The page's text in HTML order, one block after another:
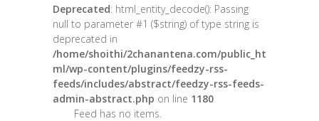
Deprecated: html_entity_decode(): Passing
null to parameter #1 ($string) of type string is
deprecated in
/home/shoithi/2chanantena.com/public_ht
ml/wp-content/plugins/feedzy-rss-
feeds/includes/abstract/feedzy-rss-feeds-
admin-abstract.php on line 1180
Feed has no items.